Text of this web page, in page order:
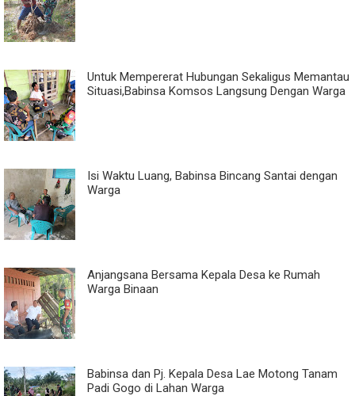
Untuk Mempererat Hubungan Sekaligus Memantau
Situasi,Babinsa Komsos Langsung Dengan Warga
Isi Waktu Luang, Babinsa Bincang Santai dengan
Warga
Anjangsana Bersama Kepala Desa ke Rumah
Warga Binaan
Babinsa dan Pj. Kepala Desa Lae Motong Tanam
Padi Gogo di Lahan Warga